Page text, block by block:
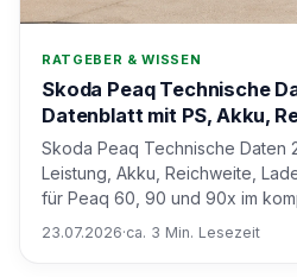
RATGEBER & WISSEN
Skoda Peaq Technische
Datenblatt mit PS, Akku,
Skoda Peaq Technische Daten
Leistung, Akku, Reichweite,
für Peaq 60, 90 und 90x im
23.07.2026·ca. 3 Min. Lesezeit